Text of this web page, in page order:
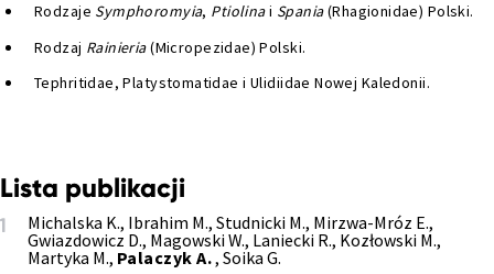
Rodzaje Symphoromyia, Ptiolinai Spania(Rhagionidae) Polski.
Rodzaj Rainieria(Micropezidae) Polski.
Tephritidae, Platystomatidae i Ulidiidae Nowej Kaledonii.
Lista publikacji
1
Michalska K., Ibrahim M., Studnicki M., Mirzwa-Mróz E.,
Gwiazdowicz D., Magowski W., Laniecki R., Kozłowski M.,
Martyka M., Palaczyk A., Soika G.